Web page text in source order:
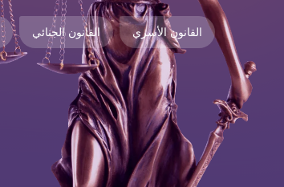
القانون الأسري القانون الجنائي